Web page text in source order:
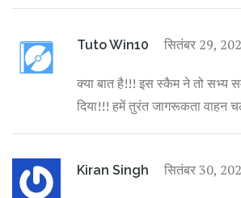
Tuto Win10 सितंबर 29,
क्या बात है!!! इस स्कैम ने तो सभ्य
दिया!!! हमें तुरंत जागरूकता वाहन
Kiran Singh सितंबर 30,